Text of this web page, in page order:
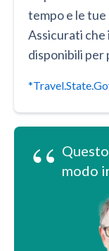
tempo e le
Assicurati che
disponibili per
“ modo